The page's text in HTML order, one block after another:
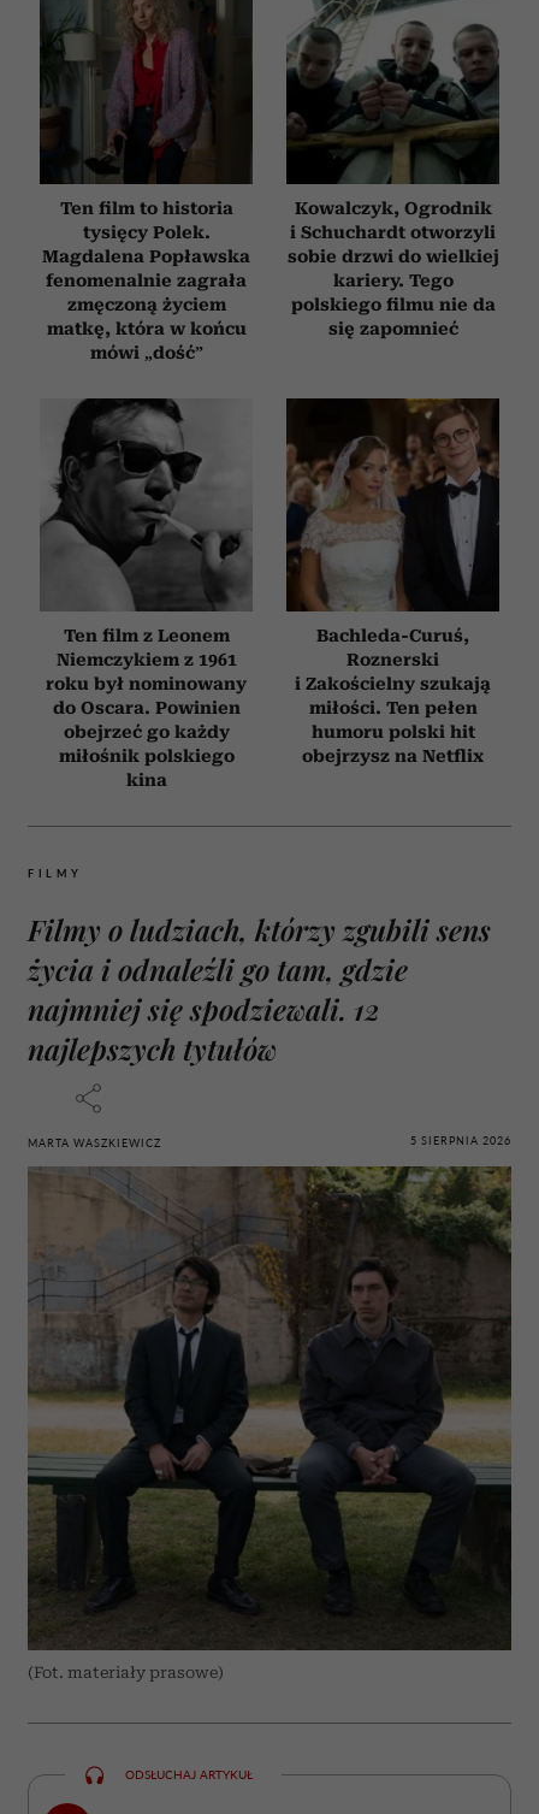
Ten film to historia
tysięcy Polek.
Magdalena Popławska
fenomenalnie zagrała
zmęczoną życiem
matkę, która w końcu
mówi „dość”
Kowalczyk, Ogrodnik
i Schuchardt otworzyli
sobie drzwi do wielkiej
kariery. Tego
polskiego filmu nie da
się zapomnieć
Ten film z Leonem
Niemczykiem z 1961
roku był nominowany
do Oscara. Powinien
obejrzeć go każdy
miłośnik polskiego
kina
Bachleda-Curuś,
Roznerski
i Zakościelny szukają
miłości. Ten pełen
humoru polski hit
obejrzysz na Netflix
FILMY
Filmy o ludziach, którzy zgubili sens
życia i odnaleźli go tam, gdzie
najmniej się spodziewali. 12
najlepszych tytułów
MARTA WASZKIEWICZ 5 SIERPNIA 2026
(Fot. materiały prasowe)
ODSŁUCHAJ ARTYKUŁ